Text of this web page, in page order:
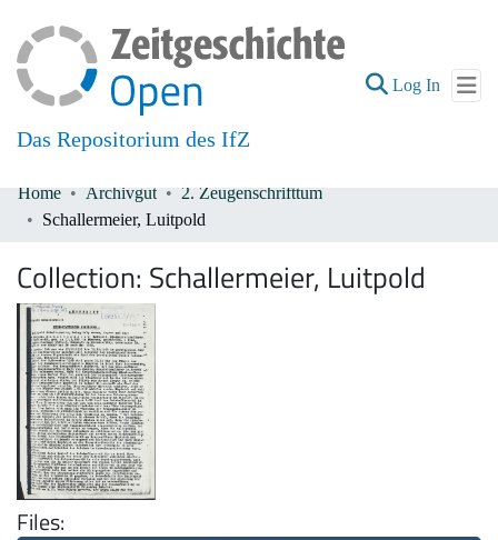
Das Repositorium des IfZ
Log In (current)
Communities & Collections
Home Archivgut
2. Zeugenschrifttum
Schallermeier, Luitpold
Collection: Schallermeier, Luitpold
Files